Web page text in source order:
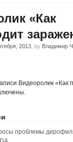
«Как
2013 , by Владимир
Видеоролик «Как
.
проблемы